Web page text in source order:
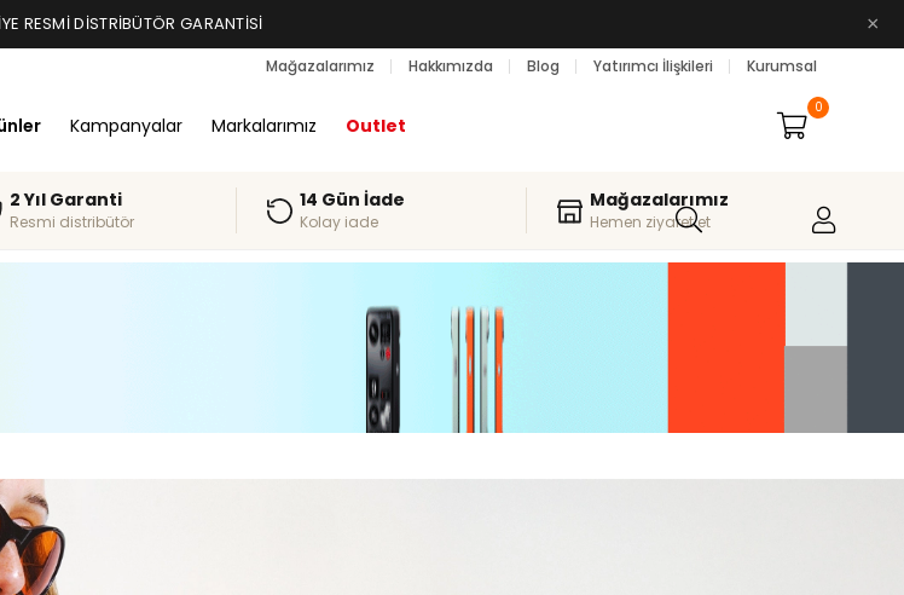
RESMI DISTRIBÜTÖR GARANTISI ×
Mağazalarımız Hakkımızda Blog Yatırımcı İlişkileri Kurumsal
Kampanyalar Markalarımız Outlet
0
2 Yıl Garanti
Resmi distribütör
14 Gün İade
Kolay iade
Mağazalarımız
Hemen ziyaret et